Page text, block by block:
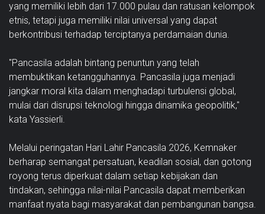
yang memiliki lebih dari 17.000 pulau dan ratusan kelompok
etnis, tetapi juga memiliki nilai universal yang dapat
berkontribusi terhadap terciptanya perdamaian dunia.
"Pancasila adalah bintang penuntun yang telah
membuktikan ketangguhannya. Pancasila juga menjadi
jangkar moral kita dalam menghadapi turbulensi global,
mulai dari disrupsi teknologi hingga dinamika geopolitik,"
kata Yassierli.
Melalui peringatan Hari Lahir Pancasila 2026, Kemnaker
berharap semangat persatuan, keadilan sosial, dan gotong
royong terus diperkuat dalam setiap kebijakan dan
tindakan, sehingga nilai-nilai Pancasila dapat memberikan
manfaat nyata bagi masyarakat dan pembangunan bangsa.